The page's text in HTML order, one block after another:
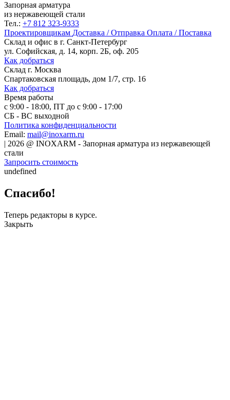
Запорная арматура
из нержавеющей стали
Тел.: +7 812 323-9333
Проектировщикам Доставка / Отправка Оплата / Поставка
Склад и офис в г. Санкт-Петербург
ул. Софийская, д. 14, корп. 2Б, оф. 205
Как добраться
Склад г. Москва
Спартаковская площадь, дом 1/7, стр. 16
Как добраться
Время работы
с 9:00 - 18:00, ПТ до с 9:00 - 17:00
СБ - ВС выходной
Политика конфиденциальности
Email: mail@inoxarm.ru
| 2026 @ INOXARM - Запорная арматура из нержавеющей
стали
Запросить стоимость
undefined
Спасибо!
Теперь редакторы в курсе.
Закрыть